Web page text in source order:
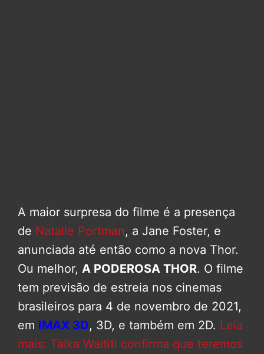
A maior surpresa do filme é a presença
de Natalie Portman, a Jane Foster, e
anunciada até então como a nova Thor.
Ou melhor, A PODEROSA THOR. O filme
tem previsão de estreia nos cinemas
brasileiros para 4 de novembro de 2021,
em IMAX 3D, 3D, e também em 2D. Leia
mais: Taika Waititi confirma que teremos